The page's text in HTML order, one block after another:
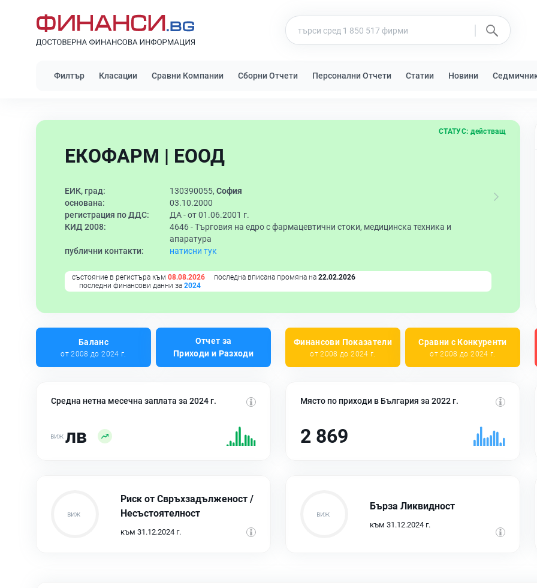
Филтър Класации Сравни Компании Сборни Отчети Персонални Отчети Статии Новини
ЕКОФАРМ | ЕООД
СТАТУС: действащ
ЕИК, град: 130390055, София
основана:
03.10.2000
регистрация по ДДС:
ДА - от 01.06.2001 г.
КИД 2008:
4646 -Търговия на едро с фармацевтични стоки, медицинска техника и
апаратура
публични контакти:
натисни тук
състояние в регистъра към 08.08.2026 последна вписана промяна на 22.02.2026
последни финансови данни за 2024
Баланс
от 2008 до 2024 г.
Отчет за
Приходи и Разходи
Финансови Показатели
от 2008 до 2024 г.
Сравни с Конкуренти
от 2008 до 2024 г.
Средна нетна месечна заплата за 2024 г.
лв
Място по приходи в България за 2022 г.
2 869
Риск от Свръхзадълженост /
Несъстоятелност
към 31.12.2024 г.
Бърза Ликвидност
към 31.12.2024 г.